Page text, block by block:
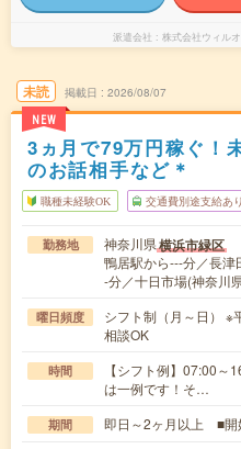
派遣会社 株式会社ウィル
未読
NEW
掲載日 2026/08/07
3ヵ月で79万円稼ぐ！
のお話相手など＊
職種未経験OK 交通費別途支給あり
勤務地 神奈川県横浜市緑区
鴨居駅から---分／長
-分／十日市場(神奈川
曜日頻度
シフト制（月～日） ※
相談OK
時間
【シフト例】07:00
は一例です！そ…
期間 即日～2ヶ月以上 ■開